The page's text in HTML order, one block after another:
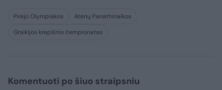
Pirėjo Olympiakos
Atėnų Panathinaikos
Graikijos krepšinio čempionatas
Komentuoti po šiuo straipsniu